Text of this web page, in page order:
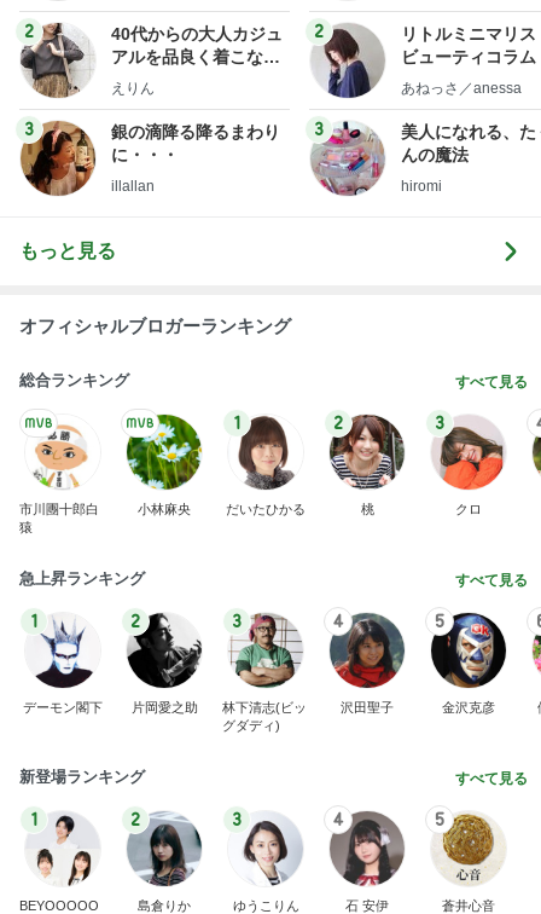
2
40代からの大人カジュ
アルを品良く着こなす
ファッションブログ
えりん
3
銀の滴降る降るまわり
に・・・
illallan
2
リトルミニマリス
ビューティコラ
little
あねっさ／anessa
3
美人になれる、た
んの魔法
hiromi
もっと見る
オフィシャルブロガーランキング
総合ランキング すべて見る
市川團十郎白
猿
小林麻央
1
だいたひかる
2
桃
3
クロ
急上昇ランキング すべて見る
1
デーモン閣下
2
片岡愛之助
3
林下清志(ビッ
グダディ)
4
沢田聖子
5
金沢克彦
新登場ランキング すべて見る
1
BEYOOOOO
2
島倉りか
3
ゆうこりん
4
石 安伊
5
蒼井心音